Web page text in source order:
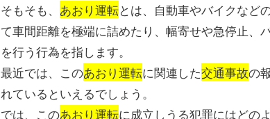
そもそも、 あおり運転とは、自動車やバイクなど
て車間距離を極端に詰めたり、幅寄せや急停止、
を行う行為を指します。
最近では、このあおり運転に関連した交通事故の
れているといえるでしょう。
では、このあおり運転に成立しうる犯罪にはどの